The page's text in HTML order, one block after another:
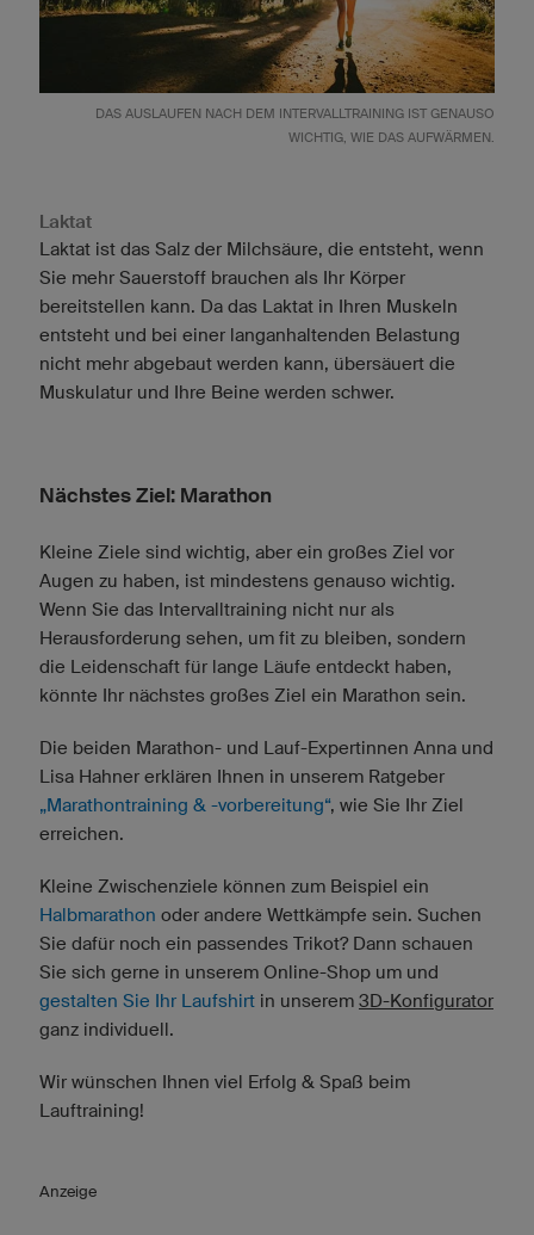
DAS AUSLAUFEN NACH DEM INTERVALLTRAINING IST GENAUSO
WICHTIG, WIE DAS AUFWÄRMEN.
Laktat
Laktat ist das Salz der Milchsäure, die entsteht, wenn
Sie mehr Sauerstoff brauchen als Ihr Körper
bereitstellen kann. Da das Laktat in Ihren Muskeln
entsteht und bei einer langanhaltenden Belastung
nicht mehr abgebaut werden kann, übersäuert die
Muskulatur und Ihre Beine werden schwer.
Nächstes Ziel: Marathon
Kleine Ziele sind wichtig, aber ein großes Ziel vor
Augen zu haben, ist mindestens genauso wichtig.
Wenn Sie das Intervalltraining nicht nur als
Herausforderung sehen, um fit zu bleiben, sondern
die Leidenschaft für lange Läufe entdeckt haben,
könnte Ihr nächstes großes Ziel ein Marathon sein.
Die beiden Marathon- und Lauf-Expertinnen Anna und
Lisa Hahner erklären Ihnen in unserem Ratgeber
„Marathontraining & -vorbereitung“, wie Sie Ihr Ziel
erreichen.
Kleine Zwischenziele können zum Beispiel ein
Halbmarathon oder andere Wettkämpfe sein. Suchen
Sie dafür noch ein passendes Trikot? Dann schauen
Sie sich gerne in unserem Online-Shop um und
gestalten Sie Ihr Laufshirt in unserem 3D-Konfigurator
ganz individuell.
Wir wünschen Ihnen viel Erfolg & Spaß beim
Lauftraining!
Anzeige